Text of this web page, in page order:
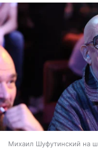
Михаил Шуфутинский на